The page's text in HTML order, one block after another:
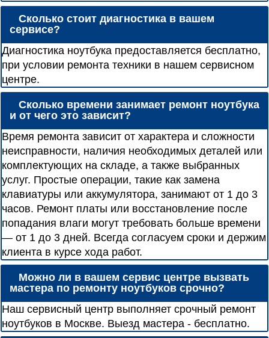
Сколько стоит диагностика в вашем
сервисе?
Диагностика ноутбука предоставляется бесплатно,
при условии ремонта техники в нашем сервисном
центре.
Сколько времени занимает ремонт ноутбука
и от чего это зависит?
Время ремонта зависит от характера и сложности
неисправности, наличия необходимых деталей или
комплектующих на складе, а также выбранных
услуг. Простые операции, такие как замена
клавиатуры или аккумулятора, занимают от 1 до 3
часов. Ремонт платы или восстановление после
попадания влаги могут требовать больше времени
— от 1 до 3 дней. Всегда согласуем сроки и держим
клиента в курсе хода работ.
Можно ли в вашем сервис центре вызвать
мастера по ремонту ноутбуков срочно?
Наш сервисный центр выполняет срочный ремонт
ноутбуков в Москве. Выезд мастера - бесплатно.